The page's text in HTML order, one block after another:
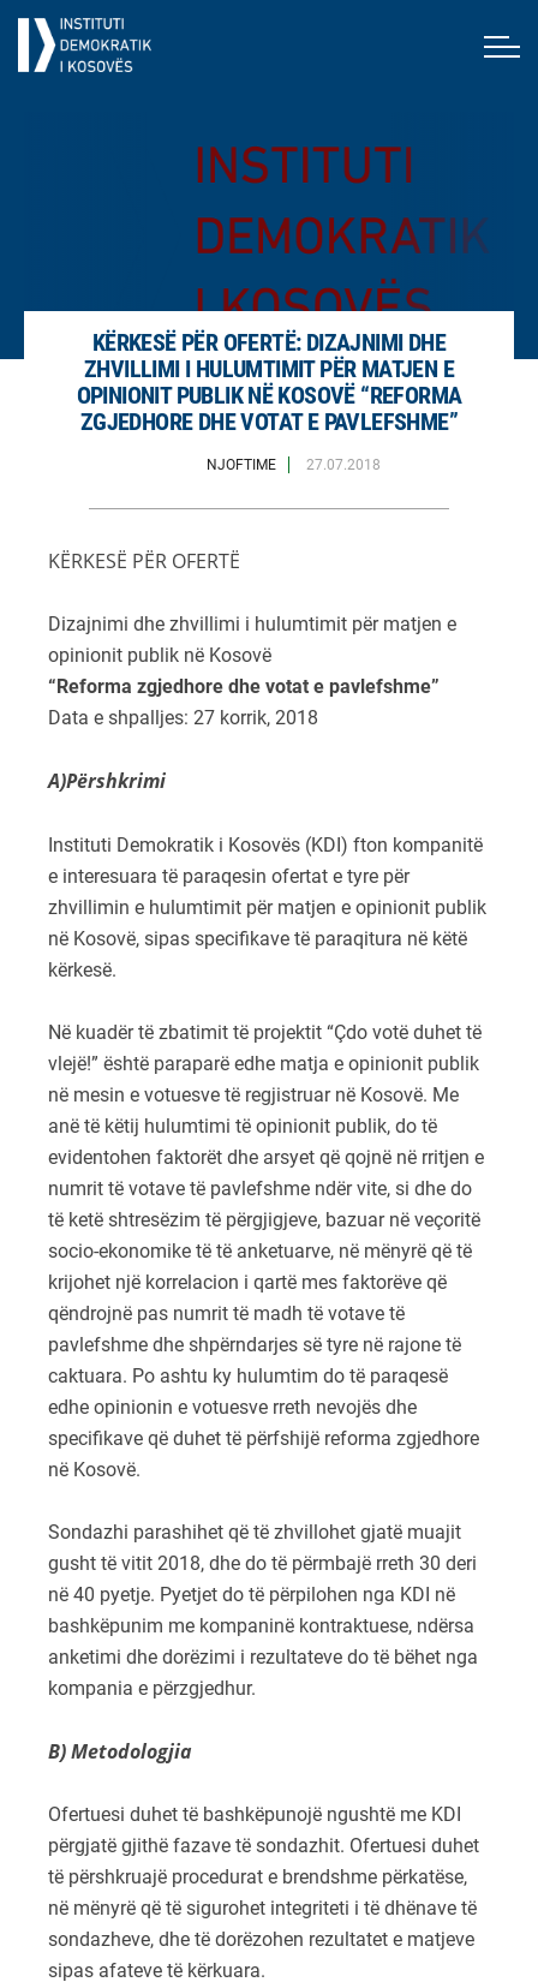
KËRKESË PËR OFERTË: DIZAJNIMI DHE
ZHVILLIMI I HULUMTIMIT PËR MATJEN E
OPINIONIT PUBLIK NË KOSOVË “REFORMA
ZGJEDHORE DHE VOTAT E PAVLEFSHME”
NJOFTIME 27.07.2018
KËRKESË PËR OFERTË
Dizajnimi dhe zhvillimi i hulumtimit për matjen e
opinionit publik në Kosovë
“Reforma zgjedhore dhe votat e pavlefshme”
Data e shpalljes: 27 korrik, 2018
A)Përshkrimi
Instituti Demokratik i Kosovës (KDI) fton kompanitë
e interesuara të paraqesin ofertat e tyre për
zhvillimin e hulumtimit për matjen e opinionit publik
në Kosovë, sipas specifikave të paraqitura në këtë
kërkesë.
Në kuadër të zbatimit të projektit “Çdo votë duhet të
vlejë!” është paraparë edhe matja e opinionit publik
në mesin e votuesve të regjistruar në Kosovë. Me
anë të këtij hulumtimi të opinionit publik, do të
evidentohen faktorët dhe arsyet që qojnë në rritjen e
numrit të votave të pavlefshme ndër vite, si dhe do
të ketë shtresëzim të përgjigjeve, bazuar në veçoritë
socio-ekonomike të të anketuarve, në mënyrë që të
krijohet një korrelacion i qartë mes faktorëve që
qëndrojnë pas numrit të madh të votave të
pavlefshme dhe shpërndarjes së tyre në rajone të
caktuara. Po ashtu ky hulumtim do të paraqesë
edhe opinionin e votuesve rreth nevojës dhe
specifikave që duhet të përfshijë reforma zgjedhore
në Kosovë.
Sondazhi parashihet që të zhvillohet gjatë muajit
gusht të vitit 2018, dhe do të përmbajë rreth 30 deri
në 40 pyetje. Pyetjet do të përpilohen nga KDI në
bashkëpunim me kompaninë kontraktuese, ndërsa
anketimi dhe dorëzimi i rezultateve do të bëhet nga
kompania e përzgjedhur.
B) Metodologjia
Ofertuesi duhet të bashkëpunojë ngushtë me KDI
përgjatë gjithë fazave të sondazhit. Ofertuesi duhet
të përshkruajë procedurat e brendshme përkatëse,
në mënyrë që të sigurohet integriteti i të dhënave të
sondazheve, dhe të dorëzohen rezultatet e matjeve
sipas afateve të kërkuara.